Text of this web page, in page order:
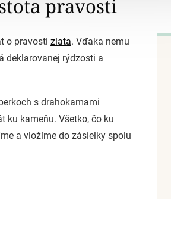
pravosti
o pravosti zlata. Vďaka nemu
deklarovanej rýdzosti a
s drahokamami
ku kameňu. Všetko, čo ku
a vložíme do zásielky spolu